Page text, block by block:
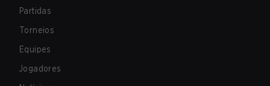
Partidas
Torneios
Equipes
Jogadores